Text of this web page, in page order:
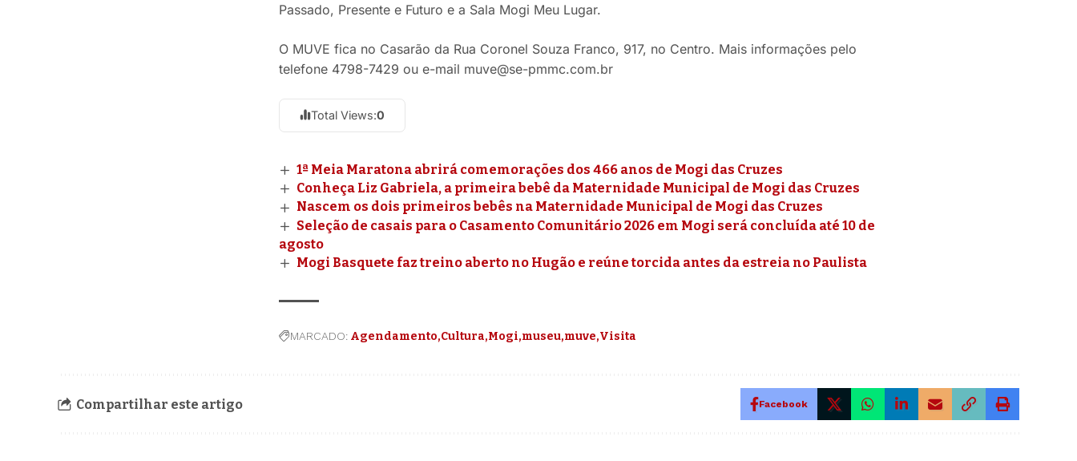
Passado, Presente e Futuro e a Sala Mogi Meu Lugar.
O MUVE fica no Casarão da Rua Coronel Souza Franco, 917, no Centro. Mais informações pelo
telefone 4798-7429 ou e-mail muve@se-pmmc.com.br
Total Views:0
1ª Meia Maratona abrirá comemorações dos 466 anos de Mogi das Cruzes
Conheça Liz Gabriela, a primeira bebê da Maternidade Municipal de Mogi das Cruzes
Nascem os dois primeiros bebês na Maternidade Municipal de Mogi das Cruzes
Seleção de casais para o Casamento Comunitário 2026 em Mogi será concluída até 10 de
agosto
Mogi Basquete faz treino aberto no Hugão e reúne torcida antes da estreia no Paulista
MARCADO: Agendamento Cultura Mogi museu muve Visita
Compartilhar este artigo Facebook